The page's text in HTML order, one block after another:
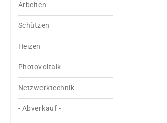
Arbeiten
Schützen
Heizen
Photovoltaik
Netzwerktechnik
- Abverkauf -